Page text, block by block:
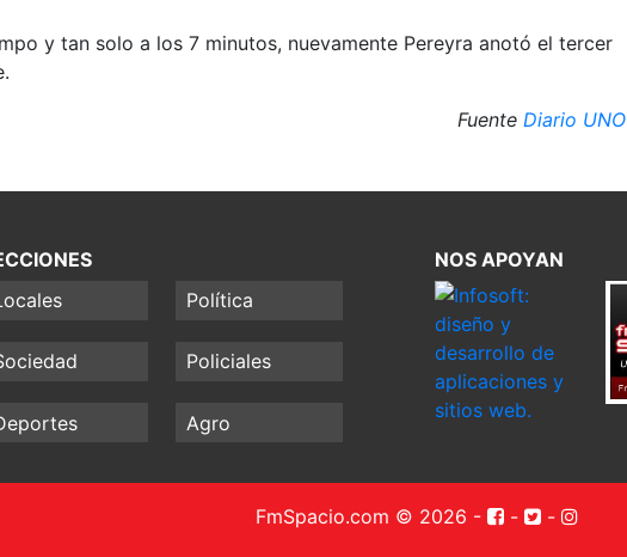
y tan solo a los 7 minutos, nuevamente Pereyra anotó el tercer
Fuente Diario UNO
Política
Policiales
Agro
NOS APOYAN
FmSpacio.com © 2026 - - -